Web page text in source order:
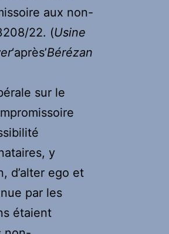
aux non-
22. (Usine
‘après’Bérézan
sur le
y
d’alter ego et
par les
étaient